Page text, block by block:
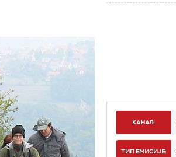
КАНАЛ:
ТИП ЕМИСИЈЕ: